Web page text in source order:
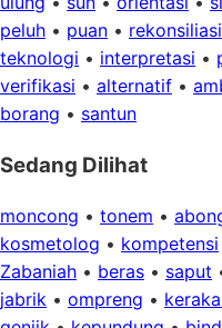
peluh • puan • rekonsiliasi
teknologi • interpretasi •
verifikasi • alternatif •
borang • santun
Sedang Dilihat
moncong • tonem •
kosmetolog • kompetensi
Zabaniah • beras • saput
jabrik • ompreng •